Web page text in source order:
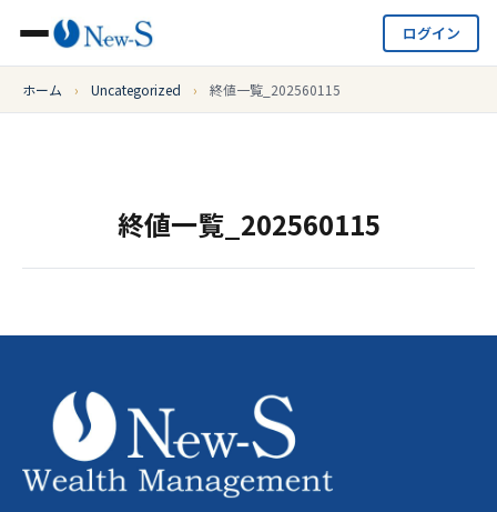
ログイン
ホーム › Uncategorized › 終値一覧_202560115
終値一覧_202560115